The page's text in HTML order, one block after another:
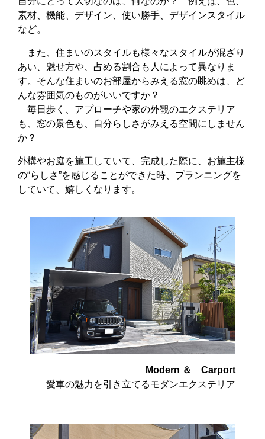
素材、機能、デザイン、使い勝手、デザインスタイル
など。
また、住まいのスタイルも様々なスタイルが混ざり
あい、魅せ方や、占める割合も人によって異なりま
す。そんな住まいのお部屋からみえる窓の眺めは、ど
んな雰囲気のものがいいですか？
毎日歩く、アプローチや家の外観のエクステリア
も、窓の景色も、自分らしさがみえる空間にしません
か？
外構やお庭を施工していて、完成した際に、お施主様
の“らしさ”を感じることができた時、プランニングを
していて、嬉しくなります。
Modern ＆ Carport
愛車の魅力を引き立てるモダンエクステリア